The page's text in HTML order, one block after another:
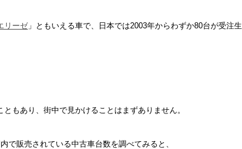
リーゼ 」ともいえる車で、日本では2003年からわずか80台が受注生
もあり、街中で見かけることはまずありません。
で販売されている中古車台数を調べてみると、